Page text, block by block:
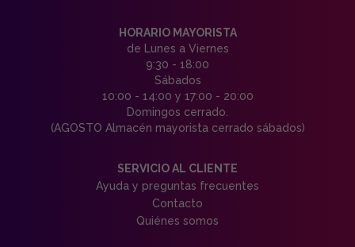
HORARIO MAYORISTA
de Lunes a Viernes
9:30 - 18:00
Sábados
10:00 - 14:00 y 17:00 - 20:00
Domingos cerrado.
(AGOSTO Almacén mayorista cerrado sábados)
SERVICIO AL CLIENTE
Ayuda y preguntas frecuentes
Contacto
Quiénes somos